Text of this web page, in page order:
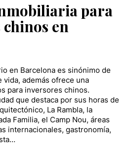
para
en
en Barcelona es sinónimo de
vida, además ofrece una
para inversores chinos.
que destaca por sus horas de
La Rambla, la
Familia, el Camp Nou, áreas
internacionales, gastronomía,